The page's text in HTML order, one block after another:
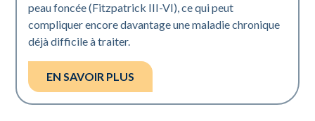
peau foncée (Fitzpatrick III-VI), ce qui peut
compliquer encore davantage une maladie chronique
déjà difficile à traiter.
EN SAVOIR PLUS